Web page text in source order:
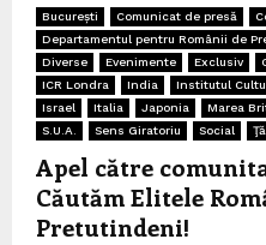
București Comunicat de presă
Departamentul pentru Românii de
Diverse
Evenimente Exclusiv
ICR Londra
India Institutul
Israel
Italia Japonia Marea
S.U.A.
Sens Giratoriu Social
Apel către
Căutăm Elitele
Pretutindeni!